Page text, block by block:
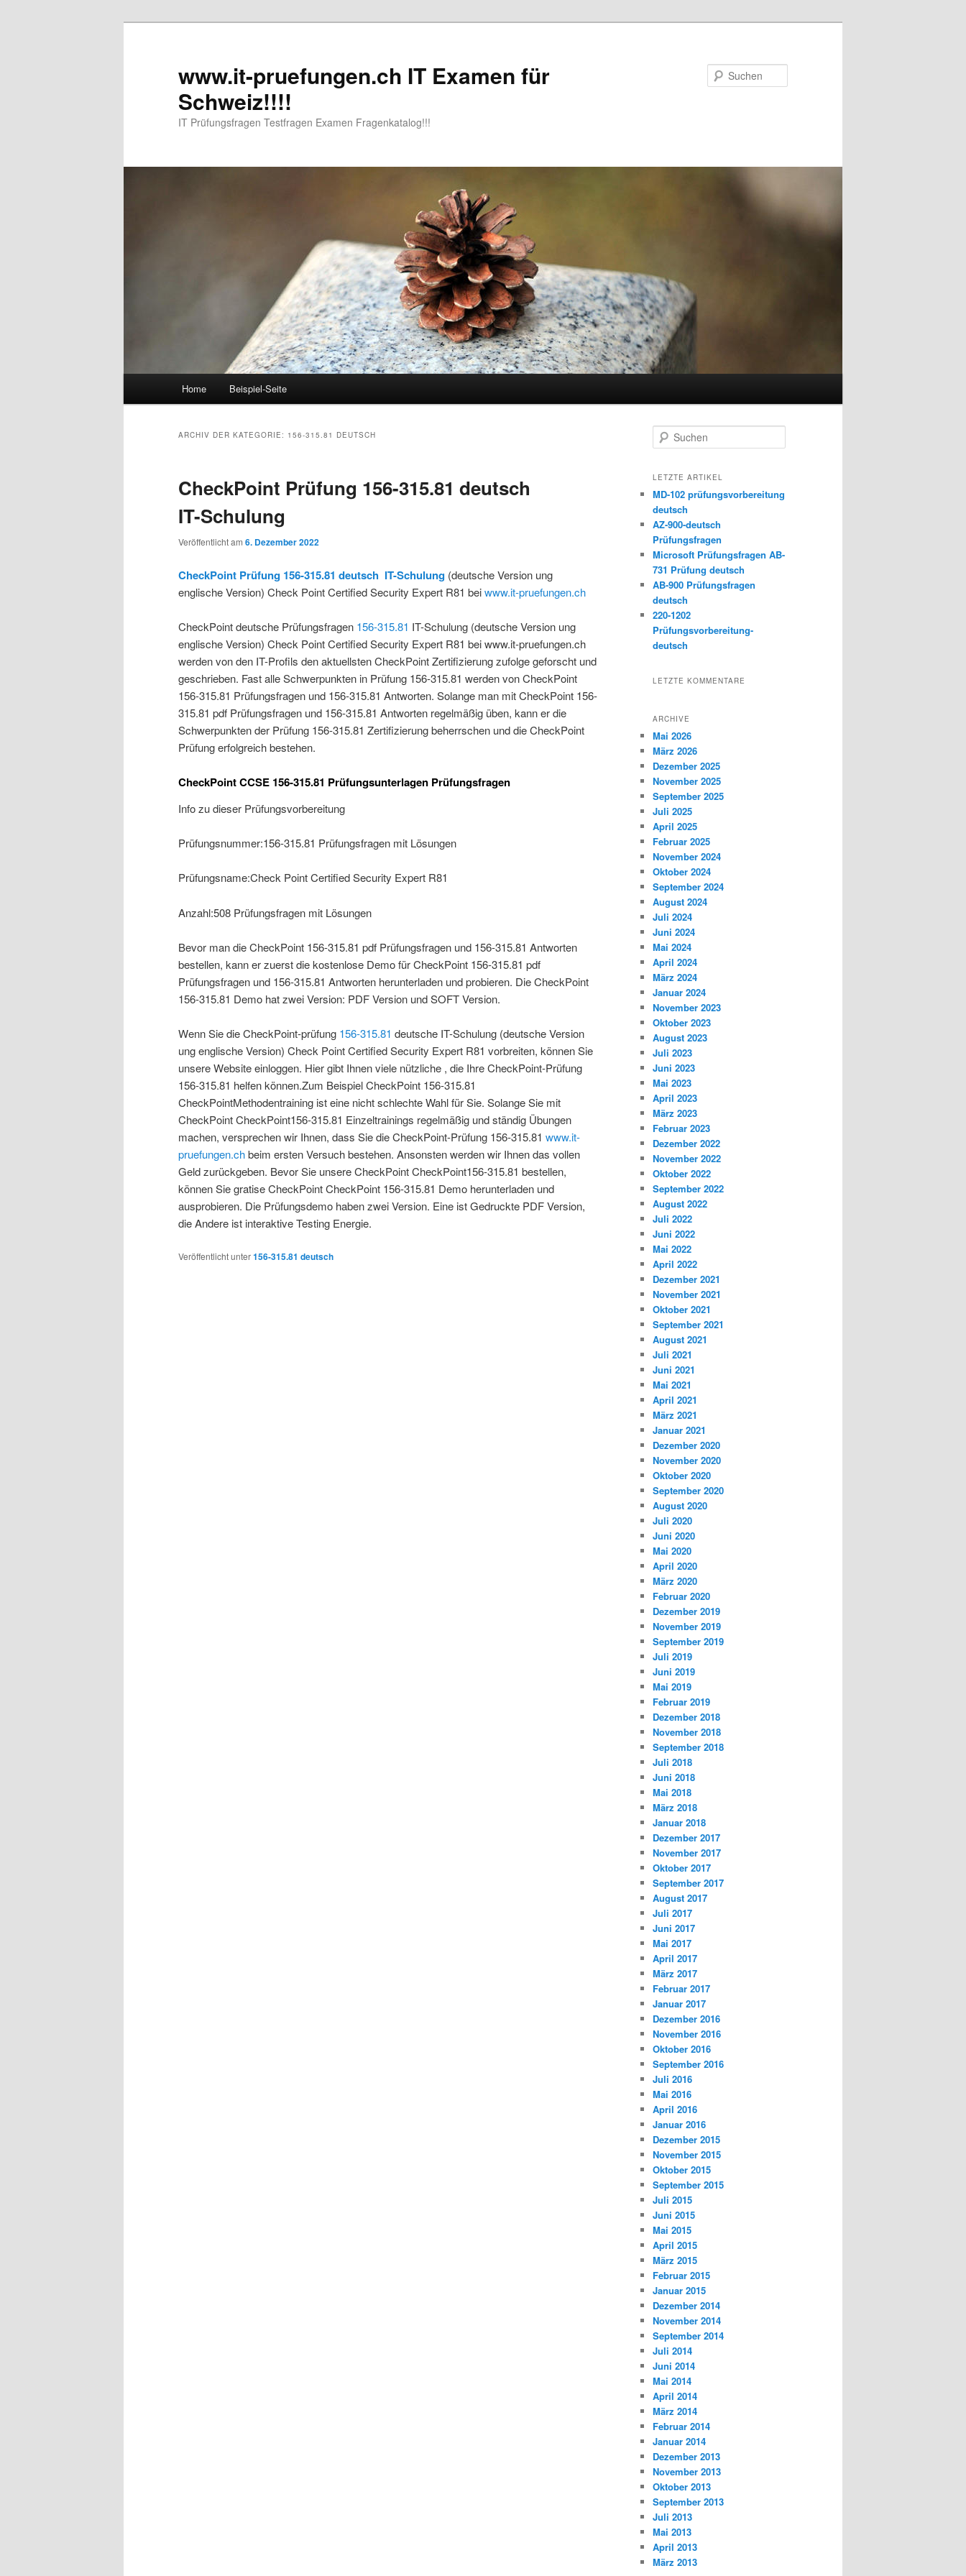
www.it-pruefungen.ch IT Examen für
Schweiz!!!!
IT Prüfungsfragen Testfragen Examen Fragenkatalog!!!
Zum Inhalt wechseln
Zum sekundären Inhalt wechseln
Home Beispiel-Seite
ARCHIV DER KATEGORIE: 156-315.81 DEUTSCH
CheckPoint Prüfung 156-315.81 deutsch
IT-Schulung
Veröffentlicht am 6. Dezember 2022
CheckPoint Prüfung 156-315.81 deutsch IT-Schulung (deutsche Version ung
englische Version) Check Point Certified Security Expert R81 beiwww.it-pruefungen.ch
CheckPoint deutsche Prüfungsfragen 156-315.81 IT-Schulung (deutsche Version ung
englische Version) Check Point Certified Security Expert R81 bei www.it-pruefungen.ch
werden von den IT-Profils den aktuellsten CheckPoint Zertifizierung zufolge geforscht und
geschrieben. Fast alle Schwerpunkten in Prüfung 156-315.81 werden von CheckPoint
156-315.81 Prüfungsfragen und 156-315.81 Antworten. Solange man mit CheckPoint 156-
315.81 pdf Prüfungsfragen und 156-315.81 Antworten regelmäßig üben, kann er die
Schwerpunkten der Prüfung 156-315.81 Zertifizierung beherrschen und die CheckPoint
Prüfung erfolgreich bestehen.
CheckPoint CCSE 156-315.81 Prüfungsunterlagen Prüfungsfragen
Info zu dieser Prüfungsvorbereitung
Prüfungsnummer:156-315.81 Prüfungsfragen mit Lösungen
Prüfungsname:Check Point Certified Security Expert R81
Anzahl:508 Prüfungsfragen mit Lösungen
Bevor man die CheckPoint 156-315.81 pdf Prüfungsfragen und 156-315.81 Antworten
bestellen, kann er zuerst die kostenlose Demo für CheckPoint 156-315.81 pdf
Prüfungsfragen und 156-315.81 Antworten herunterladen und probieren. Die CheckPoint
156-315.81 Demo hat zwei Version: PDF Version und SOFT Version.
Wenn Sie die CheckPoint-prüfung 156-315.81 deutsche IT-Schulung (deutsche Version
ung englische Version) Check Point Certified Security Expert R81 vorbreiten, können Sie
unsere Website einloggen. Hier gibt Ihnen viele nützliche , die Ihre CheckPoint-Prüfung
156-315.81 helfen können.Zum Beispiel CheckPoint 156-315.81
CheckPointMethodentraining ist eine nicht schlechte Wahl für Sie. Solange Sie mit
CheckPoint CheckPoint156-315.81 Einzeltrainings regelmäßig und ständig Übungen
machen, versprechen wir Ihnen, dass Sie die CheckPoint-Prüfung 156-315.81 www.it-
pruefungen.chbeim ersten Versuch bestehen. Ansonsten werden wir Ihnen das vollen
Geld zurückgeben. Bevor Sie unsere CheckPoint CheckPoint156-315.81 bestellen,
können Sie gratise CheckPoint CheckPoint 156-315.81 Demo herunterladen und
ausprobieren. Die Prüfungsdemo haben zwei Version. Eine ist Gedruckte PDF Version,
die Andere ist interaktive Testing Energie.
Veröffentlicht unter156-315.81 deutsch
Suchen
LETZTE ARTIKEL
MD-102 prüfungsvorbereitung
deutsch
AZ-900-deutsch
Prüfungsfragen
Microsoft Prüfungsfragen AB-
731 Prüfung deutsch
AB-900 Prüfungsfragen
deutsch
220-1202
Prüfungsvorbereitung-
deutsch
LETZTE KOMMENTARE
ARCHIVE
Mai 2026
März 2026
Dezember 2025
November 2025
September 2025
Juli 2025
April 2025
Februar 2025
November 2024
Oktober 2024
September 2024
August 2024
Juli 2024
Juni 2024
Mai 2024
April 2024
März 2024
Januar 2024
November 2023
Oktober 2023
August 2023
Juli 2023
Juni 2023
Mai 2023
April 2023
März 2023
Februar 2023
Dezember 2022
November 2022
Oktober 2022
September 2022
August 2022
Juli 2022
Juni 2022
Mai 2022
April 2022
Dezember 2021
November 2021
Oktober 2021
September 2021
August 2021
Juli 2021
Juni 2021
Mai 2021
April 2021
März 2021
Januar 2021
Dezember 2020
November 2020
Oktober 2020
September 2020
August 2020
Juli 2020
Juni 2020
Mai 2020
April 2020
März 2020
Februar 2020
Dezember 2019
November 2019
September 2019
Juli 2019
Juni 2019
Mai 2019
Februar 2019
Dezember 2018
November 2018
September 2018
Juli 2018
Juni 2018
Mai 2018
März 2018
Januar 2018
Dezember 2017
November 2017
Oktober 2017
September 2017
August 2017
Juli 2017
Juni 2017
Mai 2017
April 2017
März 2017
Februar 2017
Januar 2017
Dezember 2016
November 2016
Oktober 2016
September 2016
Juli 2016
Mai 2016
April 2016
Januar 2016
Dezember 2015
November 2015
Oktober 2015
September 2015
Juli 2015
Juni 2015
Mai 2015
April 2015
März 2015
Februar 2015
Januar 2015
Dezember 2014
November 2014
September 2014
Juli 2014
Juni 2014
Mai 2014
April 2014
März 2014
Februar 2014
Januar 2014
Dezember 2013
November 2013
Oktober 2013
September 2013
Juli 2013
Mai 2013
April 2013
März 2013